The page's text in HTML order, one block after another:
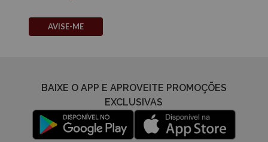
AVISE-ME
BAIXE O APP E APROVEITE PROMOÇÕES
EXCLUSIVAS